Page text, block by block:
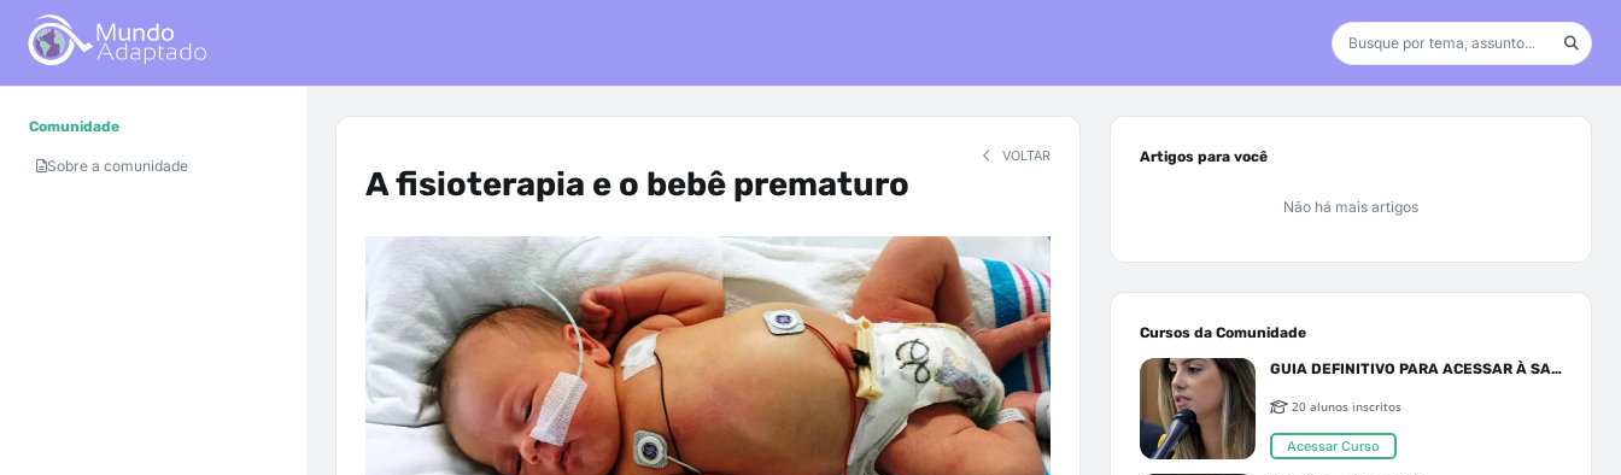
Comunidade
Sobre a comunidade
VOLTAR
A fisioterapia e o bebê prematuro
Artigos para você
Não há mais artigos
Cursos da Comunidade
GUIA DEFINITIVO PARA ACESSAR À SAÚDE PELO SUS OU PLANO DE SAÚDE
20 alunos inscritos
Acessar Curso